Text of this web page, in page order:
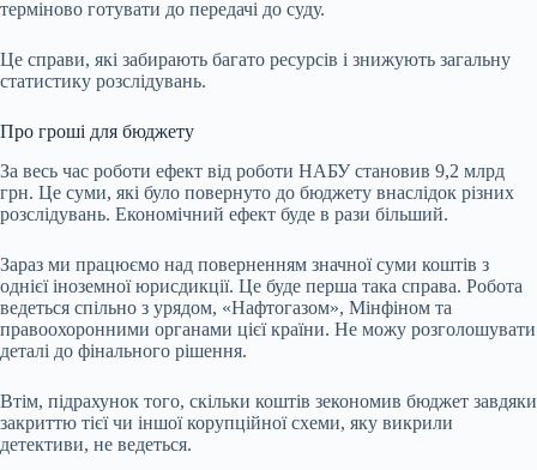
терміново готувати до передачі до суду.
Це справи, які забирають багато ресурсів і знижують загальну
статистику розслідувань.
Про гроші для бюджету
За весь час роботи ефект від роботи НАБУ становив 9,2 млрд
грн. Це суми, які було повернуто до бюджету внаслідок різних
розслідувань. Економічний ефект буде в рази більший.
Зараз ми працюємо над поверненням значної суми коштів з
однієї іноземної юрисдикції. Це буде перша така справа. Робота
ведеться спільно з урядом, «Нафтогазом», Мінфіном та
правоохоронними органами цієї країни. Не можу розголошувати
деталі до фінального рішення.
Втім, підрахунок того, скільки коштів зекономив бюджет завдяки
закриттю тієї чи іншої корупційної схеми, яку викрили
детективи, не ведеться.